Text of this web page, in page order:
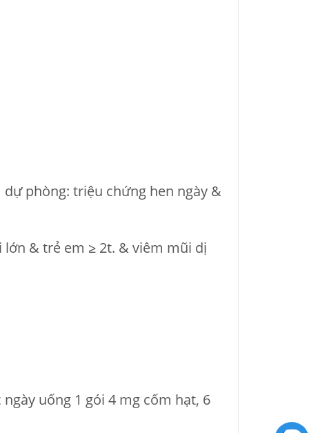
phòng: triệu chứng hen ngày &
& trẻ em ≥ 2t. & viêm mũi dị
uống 1 gói 4 mg cốm hạt, 6